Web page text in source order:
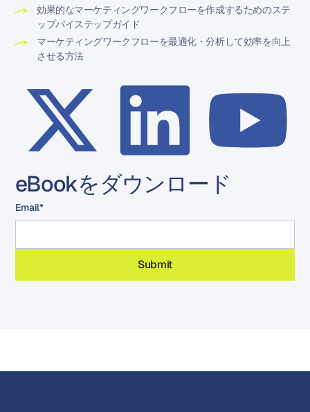
効果的なマーケティングワークフローを作成するためのステ
ップバイステップガイド
マーケティングワークフローを最適化・分析して効率を向上
させる方法
eBookをダウンロード
Email*